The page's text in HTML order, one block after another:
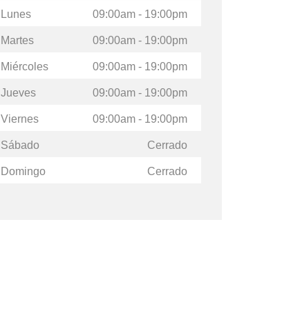
ventas@sligroup.cl
Johanna Saldias
jsaldias@sligroup.cl
Lunes 09:00am - 19:00pm
Martes 09:00am - 19:00pm
Miércoles 09:00am - 19:00pm
Jueves 09:00am - 19:00pm
Viernes 09:00am - 19:00pm
Sábado Cerrado
Domingo Cerrado